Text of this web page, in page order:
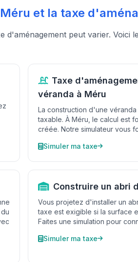
et la taxe
peut varier. Voici
Taxe
véranda à Méru
La construction d'une
taxable. À Méru, le calcul est
créée. Notre simulateur vous
Simuler ma taxe
Construire un abri
Vous projetez d'installer un
taxe est exigible si la surface
Faites une simulation pour
Simuler ma taxe